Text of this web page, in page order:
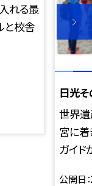
れる最
と校舎
日光
世界
宮に着
ガイド
公開日